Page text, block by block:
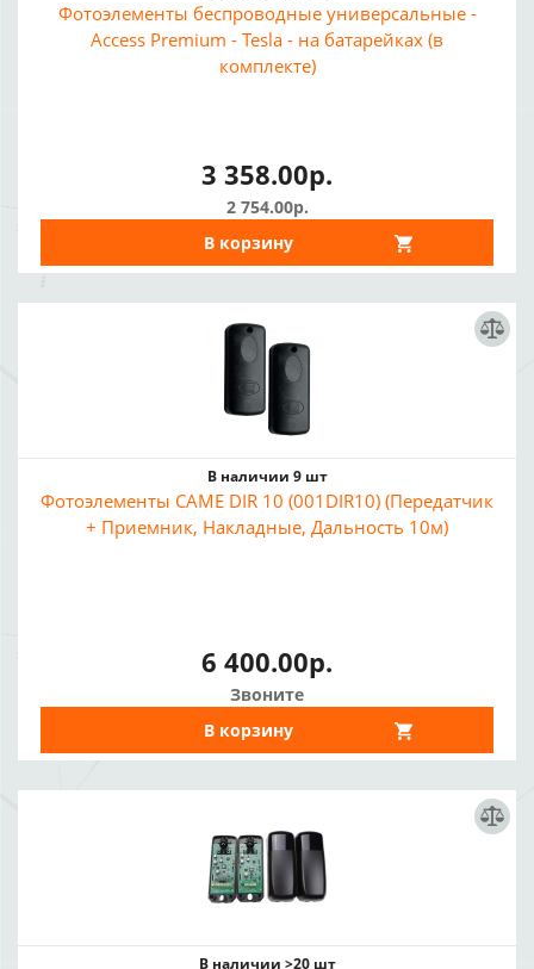
Фотоэлементы беспроводные универсальные -
Access Premium - Tesla - на батарейках (в
комплекте)
3 358.00р.
2 754.00р.
В корзину
В наличии 9 шт
Фотоэлементы CAME DIR 10 (001DIR10) (Передатчик
+ Приемник, Накладные, Дальность 10м)
6 400.00р.
Звоните
В корзину
В наличии >20 шт